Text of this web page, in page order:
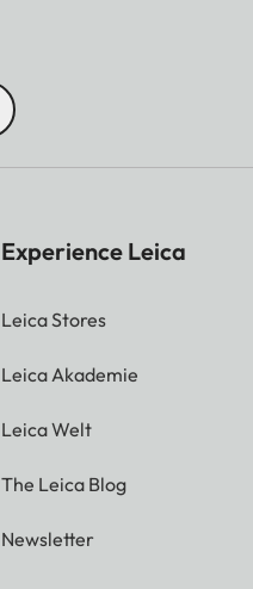
Experience Leica
Leica Stores
Leica Akademie
Leica Welt
The Leica Blog
Newsletter